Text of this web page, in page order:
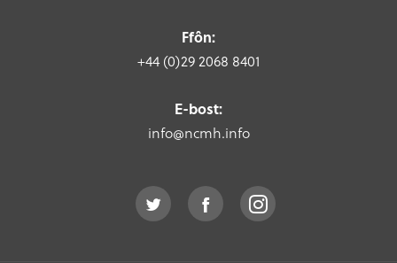
Ffôn:
+44 (0)29 2068 8401
E-bost:
info@ncmh.info